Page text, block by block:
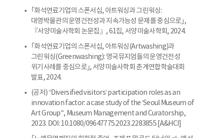
｢화석연료기업의 스폰서십, 아트워싱과 그린워싱:
대영박물관의 운영건전성과 지속가능성 문제를 중심으로｣,
『서양미술사학회 논문집』, 61집, 서양미술사학회, 2024.
｢화석연료기업의 스폰서십, 아트워싱(Artwashing)과
그린워싱(Greenwashing): 영국뮤지엄들의 운영건전성
위기사례를 중심으로｣, 서양미술사학회 춘계연합학술대회
발표, 2024.
(공저) “Diversified visitors’ participation roles as an
innovation factor: a case study of the ‘Seoul Museum of
Art Group’”, Museum Management and Curatorship,
2023. DOI: 10.1080/09647775.2023.2283855 [A&HCI]